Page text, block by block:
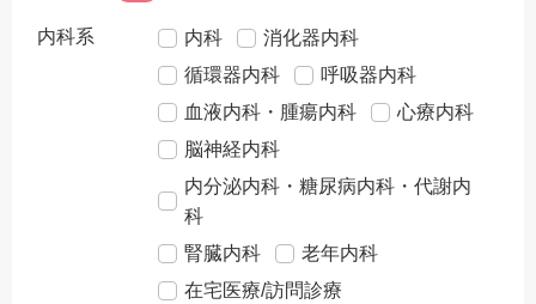
内科系 内科
消化器内科
循環器内科
呼吸器内科
血液内科・腫瘍内科
心療内科
脳神経内科
内分泌内科・糖尿病内科・代謝内
科
腎臓内科
老年内科
在宅医療/訪問診療